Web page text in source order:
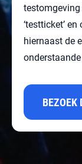
testomgeving
‘testticket’
hiernaast de
BEZOEK